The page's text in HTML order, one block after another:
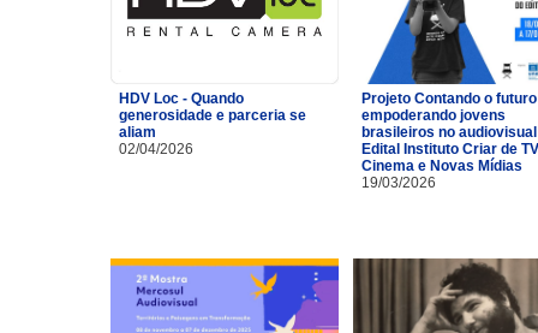
HDV Loc - Quando
generosidade e parceria se
aliam
02/04/2026
Projeto Contando o
empoderando jovens
brasileiros no
Edital Instituto Criar de
Cinema e Novas Mídias
19/03/2026